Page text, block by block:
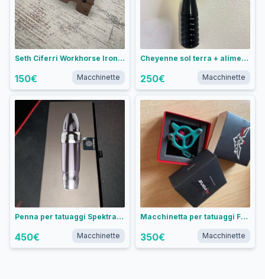
Seth Ciferri Workhorse Irons Weiner Dog liner
150€ Macchinette
Cheyenne sol terra + alimentatore critical
250€ Macchinette
Penna per tatuaggi Spektra Xion e batteria Forge 2
450€ Macchinette
Macchinetta per tatuaggi FK Irons Galaxie III in Alluminio Schiuma Marina - Liner Convenzionale
350€ Macchinette